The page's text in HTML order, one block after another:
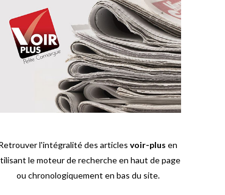
l'intégralité des articles voir-plus en
le moteur de recherche en haut de page
ou chronologiquement en bas du site.